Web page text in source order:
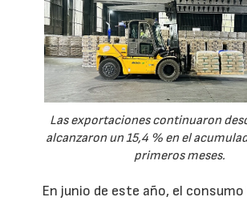
Las exportaciones continuaron
alcanzaron un 15,4 % en el
primeros meses.
En junio de este año, el